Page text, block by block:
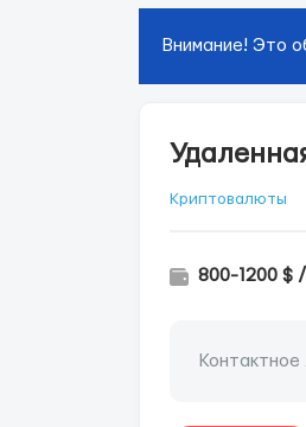
Внимание! Это
Криптовалюты
800-1200 $
Контактное